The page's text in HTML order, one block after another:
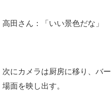
高田さん：「いい景色だな」
次にカメラは厨房に移り、バ
場面を映し出す。